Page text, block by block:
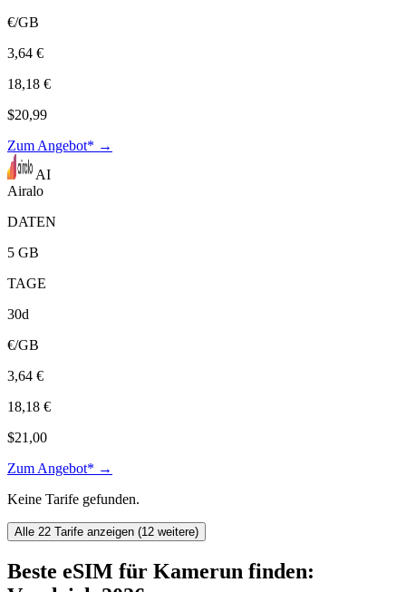
€/GB
3,64 €
18,18 €
$20,99
Zum Angebot* →
AI
Airalo
DATEN
5 GB
TAGE
30d
€/GB
3,64 €
18,18 €
$21,00
Zum Angebot* →
Keine Tarife gefunden.
Alle 22 Tarife anzeigen (12 weitere)
Beste eSIM für Kamerun finden: